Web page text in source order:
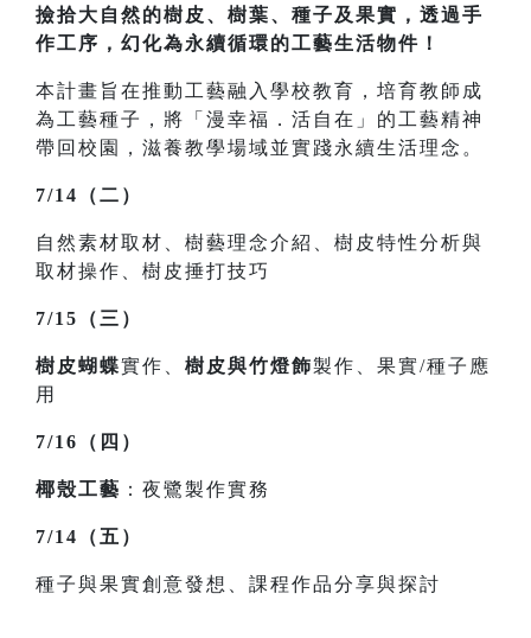
撿拾大自然的樹皮、樹葉、種子及果實，透過手
作工序，幻化為永續循環的工藝生活物件！
本計畫旨在推動工藝融入學校教育，培育教師成
為工藝種子，將「漫幸福．活自在」的工藝精神
帶回校園，滋養教學場域並實踐永續生活理念。
7/14（二）
自然素材取材、樹藝理念介紹、樹皮特性分析與
取材操作、樹皮捶打技巧
7/15（三）
樹皮蝴蝶實作、 樹皮與竹燈飾製作、果實/種子應
用
7/16（四）
椰殼工藝 ：夜鷺製作實務
7/14（五）
種子與果實創意發想、課程作品分享與探討